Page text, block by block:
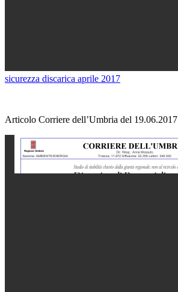
sicurezza discarica aprile 2017
Articolo Corriere dell’Umbria del 19.06.2017